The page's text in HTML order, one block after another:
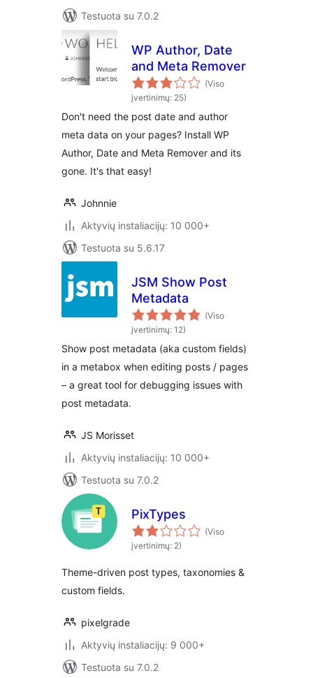
Testuota su 7.0.2
WP Author, Date
and Meta Remover
(Viso
įvertinimų: 25)
Don't need the post date and author
meta data on your pages? Install WP
Author, Date and Meta Remover and its
gone. It's that easy!
Johnnie
Aktyvių instaliacijų: 10 000+
Testuota su 5.6.17
JSM Show Post
Metadata
(Viso
įvertinimų: 12)
Show post metadata (aka custom fields)
in a metabox when editing posts / pages
– a great tool for debugging issues with
post metadata.
JS Morisset
Aktyvių instaliacijų: 10 000+
Testuota su 7.0.2
PixTypes
(Viso
įvertinimų: 2)
Theme-driven post types, taxonomies &
custom fields.
pixelgrade
Aktyvių instaliacijų: 9 000+
Testuota su 7.0.2